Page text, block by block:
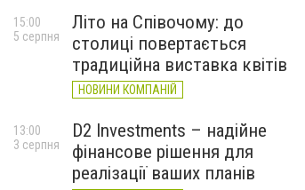
Літо на Співочому: до
столиці повертається
традиційна виставка квітів
НОВИНИ КОМПАНІЙ
15:00
5 серпня
D2 Investments – надійне
фінансове рішення для
реалізації ваших планів
13:00
3 серпня